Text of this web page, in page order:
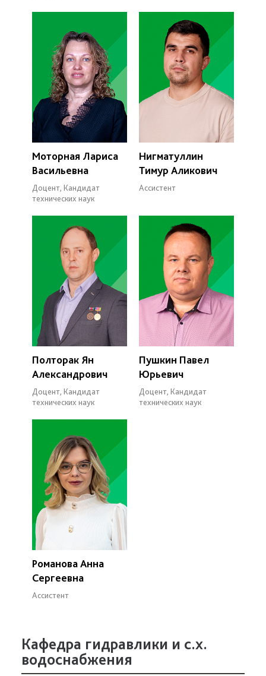
Моторная Лариса
Васильевна
Доцент, Кандидат
технических наук
Нигматуллин
Тимур Аликович
Ассистент
Полторак Ян
Александрович
Доцент, Кандидат
технических наук
Пушкин Павел
Юрьевич
Доцент, Кандидат
технических наук
Романова Анна
Сергеевна
Ассистент
Кафедра гидравлики и с.х.
водоснабжения